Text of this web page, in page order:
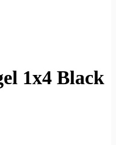
1x4 Black